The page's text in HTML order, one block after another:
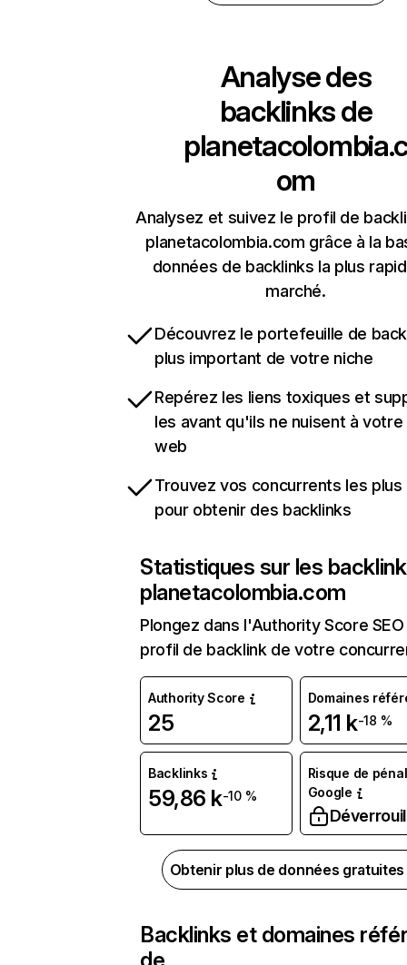
Analyse des
backlinks de
om
Analysez et suivez le profil de
planetacolombia.com grâce à la
données de backlinks la plus
marché.
Découvrez le portefeuille de
plus important de votre niche
Repérez les liens toxiques et
les avant qu'ils ne nuisent à
web
Trouvez vos concurrents les
pour obtenir des backlinks
Statistiques sur les
planetacolombia.com
Plongez dans l'Authority Score
profil de backlink de votre
Authority Score
25
Domaines
2,11 k-18 %
Backlinks
59,86 k-10 %
Risque de
Google
Obtenir plus de données
Backlinks et domaines